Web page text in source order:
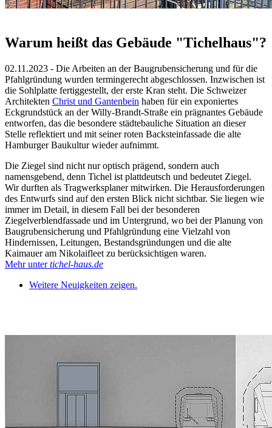
Warum heißt das Gebäude "Tichelhaus"?
02.11.2023 - Die Arbeiten an der Baugrubensicherung und für die
Pfahlgründung wurden termingerecht abgeschlossen. Inzwischen ist
die Sohlplatte fertiggestellt, der erste Kran steht. Die Schweizer
Architekten Christ und Gantenbein haben für ein exponiertes
Eckgrundstück an der Willy-Brandt-Straße ein prägnantes Gebäude
entworfen, das die besondere städtebauliche Situation an dieser
Stelle reflektiert und mit seiner roten Backsteinfassade die alte
Hamburger Baukultur wieder aufnimmt.
Die Ziegel sind nicht nur optisch prägend, sondern auch
namensgebend, denn Tichel ist plattdeutsch und bedeutet Ziegel.
Wir durften als Tragwerksplaner mitwirken. Die Herausforderungen
des Entwurfs sind auf den ersten Blick nicht sichtbar. Sie liegen wie
immer im Detail, in diesem Fall bei der besonderen
Ziegelverblendfassade und im Untergrund, wo bei der Planung von
Baugrubensicherung und Pfahlgründung eine Vielzahl von
Hindernissen, Leitungen, Bestandsgründungen und die alte
Kaimauer am Nikolaifleet zu berücksichtigen waren.
Mehr untertichel-haus.de
Weitere Neuigkeiten zeigen.